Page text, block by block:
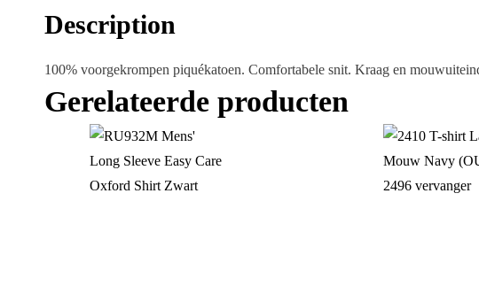
Description
100% voorgekrompen piquékatoen. Comfortabele snit. Kraag en
Gerelateerde producten